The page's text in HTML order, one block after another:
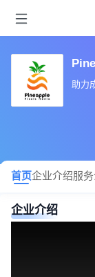
助力
首页企业介绍服
企业介绍